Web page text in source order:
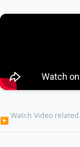
▶
Watch Video related